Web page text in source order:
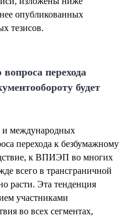
опубликованных
тезисов.
перехода
будет
и международных
перехода к безбумажному
к ВПИЭП во многих
всего в трансграничной
расти. Эта тенденция
участниками
во всех сегментах,